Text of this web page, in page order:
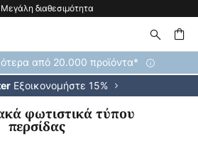
Μεγάλη διαθεσιμότητα
από 20.000 προϊόντα*
Εξοικονομήστε 15%
φωτιστικά τύπου
περσίδας